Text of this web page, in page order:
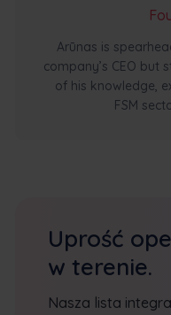
Arūnas is
company’s CEO but
of his knowledge,
FSM
Uprość
w terenie.
Nasza lista